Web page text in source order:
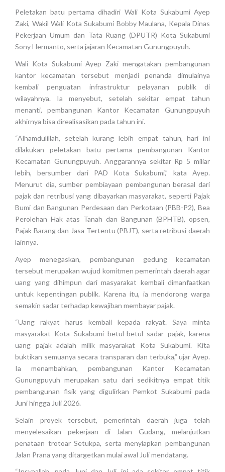
Peletakan batu pertama dihadiri Wali Kota Sukabumi Ayep
Zaki, Wakil Wali Kota Sukabumi Bobby Maulana, Kepala Dinas
Pekerjaan Umum dan Tata Ruang (DPUTR) Kota Sukabumi
Sony Hermanto, serta jajaran Kecamatan Gunungpuyuh.
Wali Kota Sukabumi Ayep Zaki mengatakan pembangunan
kantor kecamatan tersebut menjadi penanda dimulainya
kembali penguatan infrastruktur pelayanan publik di
wilayahnya. Ia menyebut, setelah sekitar empat tahun
menanti, pembangunan Kantor Kecamatan Gunungpuyuh
akhirnya bisa direalisasikan pada tahun ini.
“Alhamdulillah, setelah kurang lebih empat tahun, hari ini
dilakukan peletakan batu pertama pembangunan Kantor
Kecamatan Gunungpuyuh. Anggarannya sekitar Rp 5 miliar
lebih, bersumber dari PAD Kota Sukabumi,” kata Ayep.
Menurut dia, sumber pembiayaan pembangunan berasal dari
pajak dan retribusi yang dibayarkan masyarakat, seperti Pajak
Bumi dan Bangunan Perdesaan dan Perkotaan (PBB-P2), Bea
Perolehan Hak atas Tanah dan Bangunan (BPHTB), opsen,
Pajak Barang dan Jasa Tertentu (PBJT), serta retribusi daerah
lainnya.
Ayep menegaskan, pembangunan gedung kecamatan
tersebut merupakan wujud komitmen pemerintah daerah agar
uang yang dihimpun dari masyarakat kembali dimanfaatkan
untuk kepentingan publik. Karena itu, ia mendorong warga
semakin sadar terhadap kewajiban membayar pajak.
“Uang rakyat harus kembali kepada rakyat. Saya minta
masyarakat Kota Sukabumi betul-betul sadar pajak, karena
uang pajak adalah milik masyarakat Kota Sukabumi. Kita
buktikan semuanya secara transparan dan terbuka,” ujar Ayep.
Ia menambahkan, pembangunan Kantor Kecamatan
Gunungpuyuh merupakan satu dari sedikitnya empat titik
pembangunan fisik yang digulirkan Pemkot Sukabumi pada
Juni hingga Juli 2026.
Selain proyek tersebut, pemerintah daerah juga telah
menyelesaikan pekerjaan di Jalan Gudang, melanjutkan
penataan trotoar Setukpa, serta menyiapkan pembangunan
Jalan Prana yang ditargetkan mulai awal Juli mendatang.